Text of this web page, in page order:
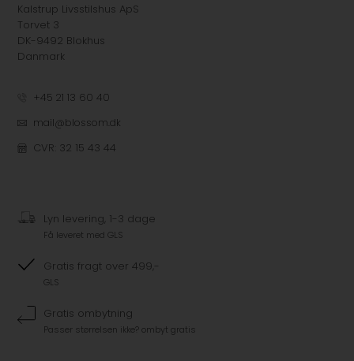
Kalstrup Livsstilshus ApS
Torvet 3
DK-9492 Blokhus
Danmark
+45 21 13 60 40
mail@blossom.dk
CVR: 32 15 43 44
Lyn levering, 1-3 dage
Få leveret med GLS
Gratis fragt over 499,-
GLS
Gratis ombytning
Passer størrelsen ikke? ombyt gratis